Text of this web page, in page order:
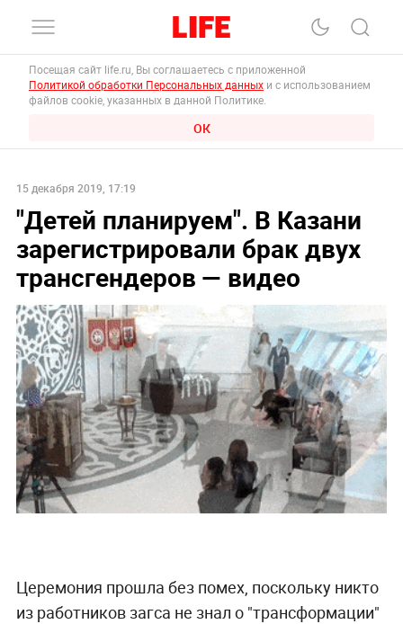
Посещая сайт life.ru, Вы соглашаетесь с приложенной
Политикой обработки Персональных данных и с использованием
файлов cookie, указанных в данной Политике.
ОК
15 декабря 2019, 17:19
"Детей планируем". В Казани
зарегистрировали брак двух
трансгендеров — видео
Церемония прошла без помех, поскольку никто
из работников загса не знал о "трансформации"